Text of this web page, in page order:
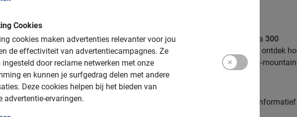
Cookies
cookies maken advertenties relevanter voor jou
de effectiviteit van advertentiecampagnes. Ze
ingesteld door reclame netwerken met onze
en kunnen je surfgedrag delen met andere
Deze cookies helpen bij het bieden van
advertentie-ervaringen.
je fietstour met gids en fietshuur op elke bestemming.
zelfs in Rio de Janeiro! Overal ter wereld vind je Baja Bikes, zelfs op bijna 300
of ga juist van de gebaande paden af. Beleef de stad van binnenuit en ontdek
ervaart. Ga met een ervaren fietsgids een dagje de bergen in met een (e)-
langs de Donau doet.
in een wereldstad. De tours met gids van Baja Bikes zijn toegankelijk, informatief
en bijna overal met Nederlandse gids!